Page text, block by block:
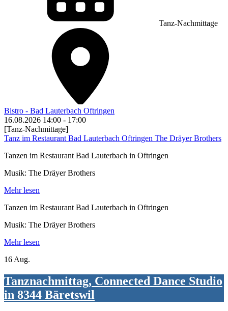
Tanz-Nachmittage
Bistro - Bad Lauterbach Oftringen
16.08.2026 14:00 - 17:00
[Tanz-Nachmittage]
Tanz im Restaurant Bad Lauterbach Oftringen The Dräyer Brothers
Tanzen im Restaurant Bad Lauterbach in Oftringen
Musik: The Dräyer Brothers
Mehr lesen
Tanzen im Restaurant Bad Lauterbach in Oftringen
Musik: The Dräyer Brothers
Mehr lesen
16 Aug.
Tanznachmittag, Connected Dance Studio
in 8344 Bäretswil